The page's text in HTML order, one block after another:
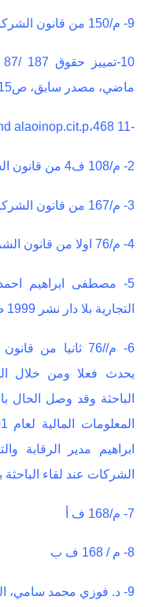
9- م/150 من قانون الشركات الاردني
ماضي، مصدر سابق، ص115
-11 Cnrand alaoinop.cit.p،468
2- م/108 ف4 من قانون الشركات العراقي.
3- م/167 من قانون الشركات الاردني.
4- م/76 اولا من قانون الشركات العراقي.
5- مصطفى ابراهيم
التجارية بلا دار نشر 1999 ص103
6- م//76 ثانيا من
يحدث فعلا ومن خلال
الباحثة وقد وصل الحال
ابراهيم مدير الرقابة
الشركات عند لقاء الباحثة به
7- م/168 ف أ
8- م / 168 ف ب
9- د. فوزي محمد سامي، الشركات، مصدر سابق، ص449.